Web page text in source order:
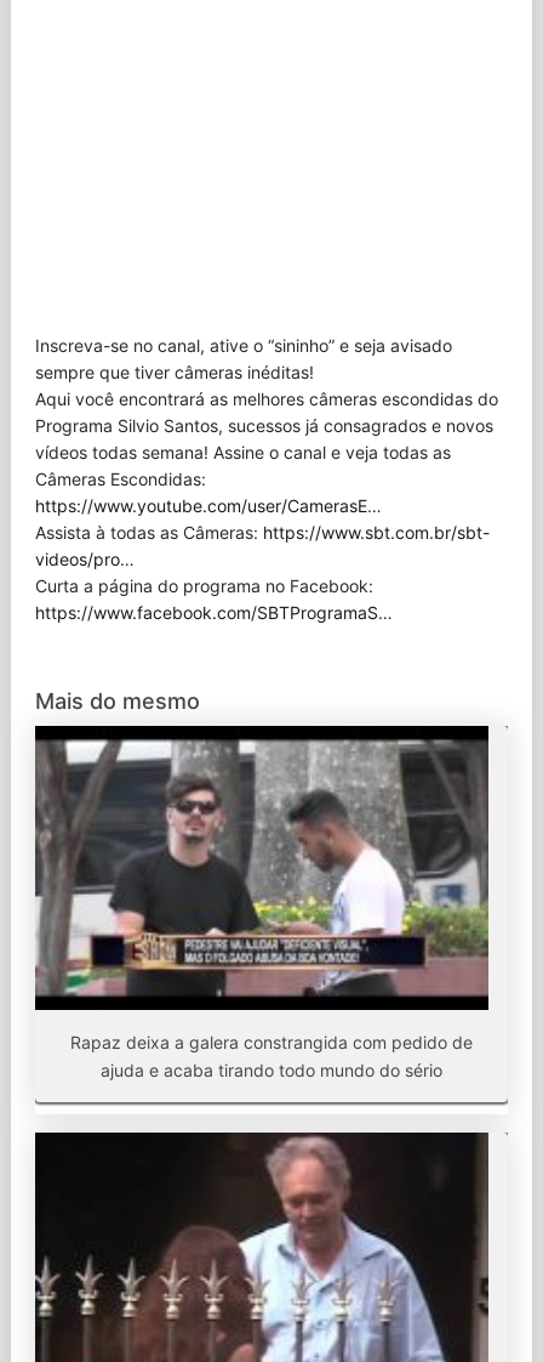
Inscreva-se no canal, ative o “sininho” e seja avisado
sempre que tiver câmeras inéditas!
Aqui você encontrará as melhores câmeras escondidas do
Programa Silvio Santos, sucessos já consagrados e novos
vídeos todas semana! Assine o canal e veja todas as
Câmeras Escondidas:
https://www.youtube.com/user/CamerasE…
Assista à todas as Câmeras: https://www.sbt.com.br/sbt-
videos/pro…
Curta a página do programa no Facebook:
https://www.facebook.com/SBTProgramaS…
Mais do mesmo
Rapaz deixa a galera constrangida com pedido de
ajuda e acaba tirando todo mundo do sério